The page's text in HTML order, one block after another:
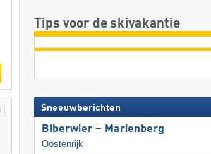
Tips voor de skivakantie
Sneeuwberichten
Biberwier – Marienberg
Oostenrijk